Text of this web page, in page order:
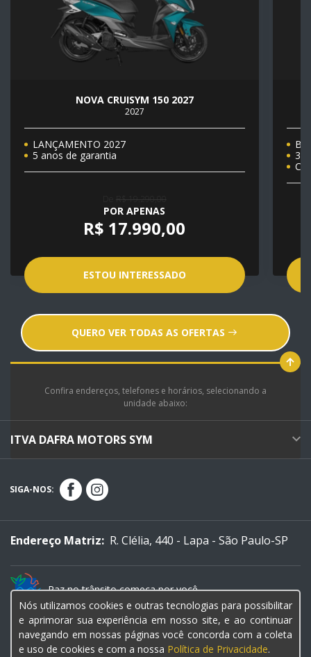
NOVA CRUISYM 150 2027
2027
LANÇAMENTO 2027
5 anos de garantia
R$ 19.290,00
POR APENAS
R$ 17.990,00
ESTOU INTERESSADO
3
QUERO VER TODAS AS OFERTAS
Confira endereços, telefones e horários, selecionando a
unidade abaixo:
ITVA DAFRA MOTORS SYM
SIGA-NOS:
Endereço Matriz: R. Clélia, 440 - Lapa - São Paulo-SP
Paz no trânsito começa por você.
Nós utilizamos cookies e outras tecnologias para possibilitar
e aprimorar sua experiência em nosso site, e ao continuar
navegando em nossas páginas você concorda com a coleta
e uso de cookies e com a nossa Política de Privacidade.